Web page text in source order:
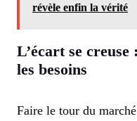
révèle enfin la vérité
L’écart se
les besoins
Faire le tour du